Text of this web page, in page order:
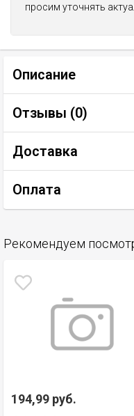
просим уточнять
Описание
Отзывы (0)
Доставка
Оплата
Рекомендуем
194,99 руб.